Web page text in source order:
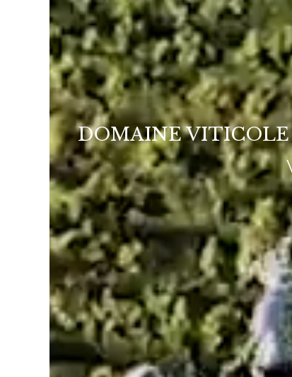
DOMAINE VITICOLE